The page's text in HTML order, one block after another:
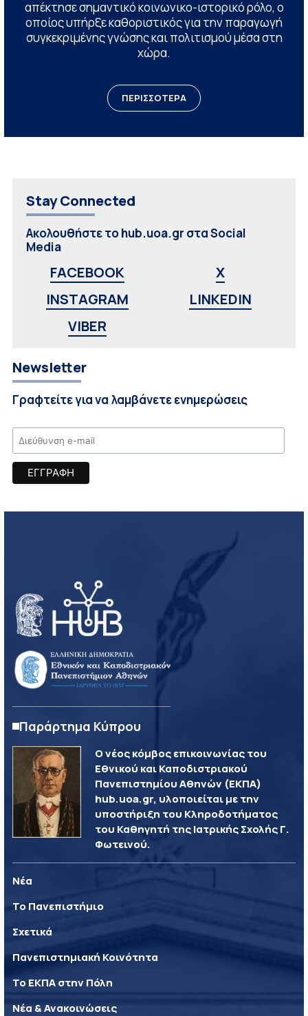
απέκτησε σημαντικό κοινωνικο-ιστορικό ρόλο, ο
οποίος υπήρξε καθοριστικός για την παραγωγή
συγκεκριμένης γνώσης και πολιτισμού μέσα στη
χώρα.
ΠΕΡΙΣΣΟΤΕΡΑ
Stay Connected
Ακολουθήστε το hub.uoa.gr στα Social
Media
FACEBOOK
X
INSTAGRAM
LINKEDIN
VIBER
Newsletter
Γραφτείτε για να λαμβάνετε ενημερώσεις
Παράρτημα Κύπρου
Ο νέος κόμβος επικοινωνίας του
Εθνικού και Καποδιστριακού
Πανεπιστημίου Αθηνών (ΕΚΠΑ)
hub.uoa.gr, υλοποιείται με την
υποστήριξη του Κληροδοτήματος
του Καθηγητή της Ιατρικής Σχολής Γ.
Φωτεινού.
Νέα
Το Πανεπιστήμιο
Σχετικά
Πανεπιστημιακή Κοινότητα
Το ΕΚΠΑ στην Πόλη
Νέα & Ανακοινώσεις